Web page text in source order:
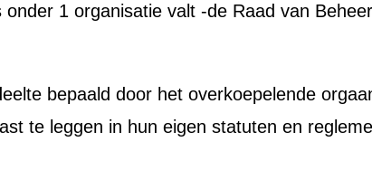
1 organisatie valt -de Raad van
bepaald door het overkoepelende
te leggen in hun eigen statuten en